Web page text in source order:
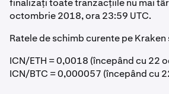
finalizați toate tranzacțiile nu mai
octombrie 2018, ora 23:59 UTC.
Ratele de schimb curente pe
ICN/ETH = 0,0018 (începând cu 22
ICN/BTC = 0,000057 (începând cu